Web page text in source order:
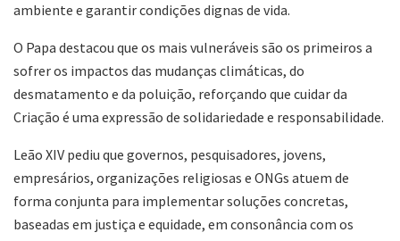
ambiente e garantir condições dignas de vida.
O Papa destacou que os mais vulneráveis são os primeiros a
sofrer os impactos das mudanças climáticas, do
desmatamento e da poluição, reforçando que cuidar da
Criação é uma expressão de solidariedade e responsabilidade.
Leão XIV pediu que governos, pesquisadores, jovens,
empresários, organizações religiosas e ONGs atuem de
forma conjunta para implementar soluções concretas,
baseadas em justiça e equidade, em consonância com os